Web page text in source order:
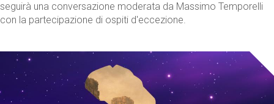
seguirà una conversazione moderata da Massimo Temporelli
con la partecipazione di ospiti d'eccezione.